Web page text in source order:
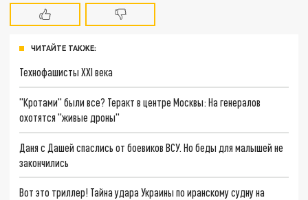
ЧИТАЙТЕ ТАКЖЕ:
Технофашисты XXI века
"Кротами" были все? Теракт в центре Москвы: На генералов
охотятся "живые дроны"
Даня с Дашей спаслись от боевиков ВСУ. Но беды для малышей не
закончились
Вот это триллер! Тайна удара Украины по иранскому судну на